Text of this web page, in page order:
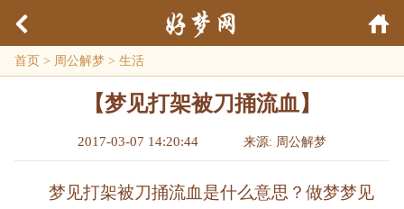
首页 > 周公解梦 > 生活
【梦见打架被刀捅流血】
2017-03-07 14:20:44 来源: 周公解梦
梦见打架被刀捅流血是什么意思？做梦梦见